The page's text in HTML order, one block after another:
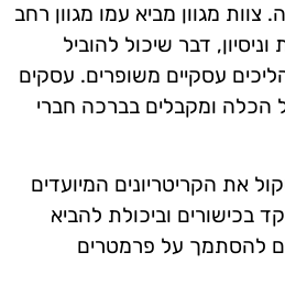
מגוון מביא עמו מגוון רחב
דבר שיכול להוביל
עסקיים משופרים. עסקים
ומקבלים בברכה חברי
את הקריטריונים המיועדים
בכישורים וביכולת להביא
להסתמך על פרמטרים